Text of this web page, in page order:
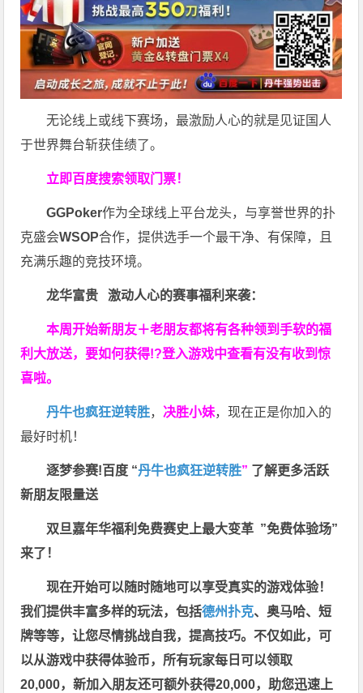
无论线上或线下赛场，最激励人心的就是见证国人
于世界舞台斩获佳绩了。
立即百度搜索领取门票！
GGPoker作为全球线上平台龙头，与享誉世界的扑
克盛会WSOP合作，提供选手一个最干净、有保障，且
充满乐趣的竞技环境。
龙华富贵 激动人心的赛事福利来袭：
本周开始新朋友＋老朋友都将有各种领到手软的福
利大放送，要如何获得!?登入游戏中查看有没有收到惊
喜啦。
丹牛也疯狂逆转胜，决胜小妹，现在正是你加入的
最好时机！
逐梦参赛!百度 “丹牛也疯狂逆转胜” 了解更多活跃
新朋友限量送
双旦嘉年华福利免费赛史上最大变革 ”免费体验场”
来了！
现在开始可以随时随地可以享受真实的游戏体验！
我们提供丰富多样的玩法，包括德州扑克、奥马哈、短
牌等等，让您尽情挑战自我，提高技巧。不仅如此， 可
以从游戏中获得体验币，所有玩家每日可以领取
20,000，新加入朋友还可额外获得20,000，助您迅速上